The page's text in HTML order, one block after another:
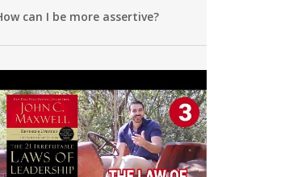
can I be more assertive?